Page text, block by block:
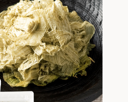
商品を見る